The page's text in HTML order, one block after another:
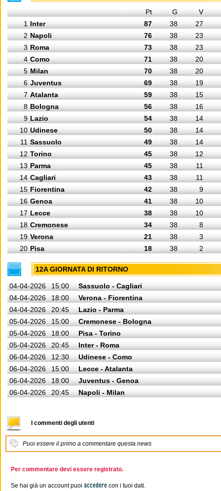
Pt G
V
1 Inter 87 38
27
2 Napoli 76 38
23
3 Roma 73 38
23
4 Como 71 38
20
5 Milan 70 38
20
6 Juventus 69 38
19
7 Atalanta 59 38
15
8 Bologna 56 38
16
9 Lazio 54 38
14
10 Udinese 50 38
14
11 Sassuolo 49 38
14
12 Torino 45 38
12
13 Parma 45 38
11
14 Cagliari 43 38
11
15 Fiorentina 42 38
9
16 Genoa 41 38
10
17 Lecce 38 38
10
18 Cremonese 34 38
8
19 Verona 21 38
3
20 Pisa 18 38 2
12A GIORNATA DI RITORNO
04-04-2026 15:00
Sassuolo - Cagliari
04-04-2026
18:00
Verona - Fiorentina
04-04-2026
20:45
Lazio - Parma
05-04-2026
15:00
Cremonese - Bologna
05-04-2026
18:00
Pisa - Torino
05-04-2026
20:45
Inter - Roma
06-04-2026
12:30
Udinese - Como
06-04-2026
15:00
Lecce - Atalanta
06-04-2026
18:00
Juventus - Genoa
06-04-2026
20:45 Napoli - Milan
I commenti degli utenti
Puoi essere il primo a commentare questa news
Per commentare devi essere registrato.
Se hai già un account puoi accedere con i tuoi dati.